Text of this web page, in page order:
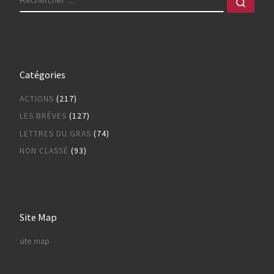
Catégories
ACTIONS (217)
LES BRÈVES (127)
LETTRES DU GRAS (74)
NON CLASSÉ (93)
Site Map
site map